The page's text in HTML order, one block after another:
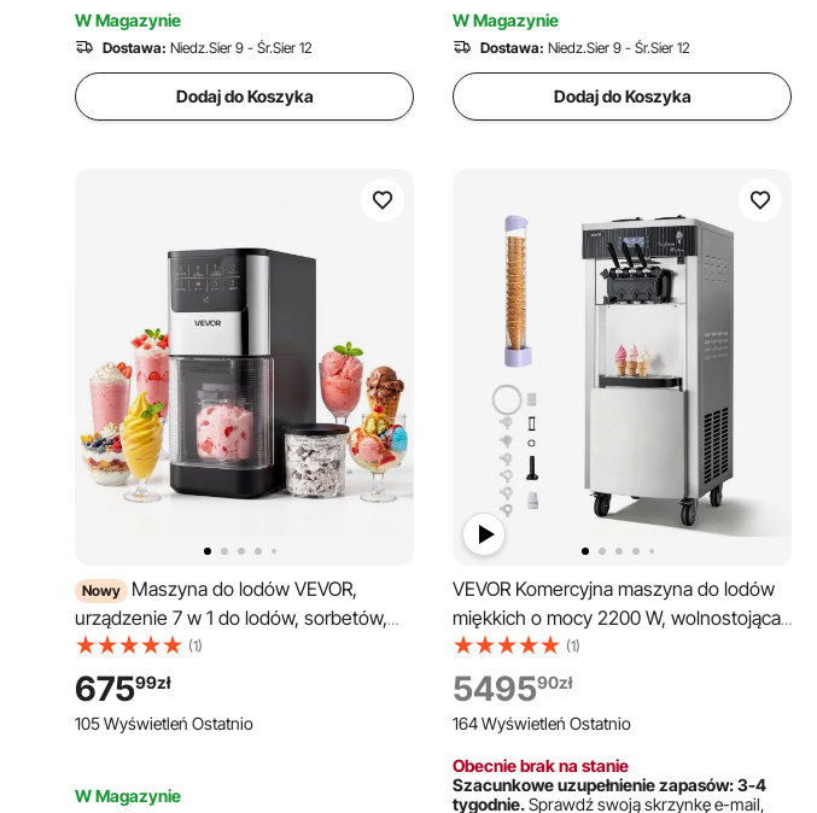
i restauracji
W Magazynie
Dostawa: Niedz.Sier 9 - Śr.Sier 12
Dodaj do Koszyka
czyszczeniem, do barów szybkiej
obsługi w restauracjach
W Magazynie
Dostawa: Niedz.Sier 9 - Śr.Sier 12
Dodaj do Koszyka
Nowy
Maszyna do lodów VEVOR,
urządzenie 7 w 1 do lodów, sorbetów,
koktajli mlecznych, mrożonego jogurtu i
lekkich lodów, domowa maszyna do
lodów z funkcją mieszania i ponownego
zawirowywania jednym przyciskiem,
(1)
67599zł
105 Wyświetleń Ostatnio
W Magazynie
VEVOR Komercyjna maszyna do lodów
miękkich o mocy 2200 W, wolnostojąca
maszyna do lodów o wydajności 20–28
l/h, z 3 smakami i 2 pojemnikami (6 l), z
funkcją wstępnego chłodzenia i
samoczyszczenia, przeznaczona do
sklepów z przekąskami i deserami
(1)
549590zł
164 Wyświetleń Ostatnio
Obecnie brak na stanie
Szacunkowe uzupełnienie zapasów: 3-4
tygodnie.Sprawdź swoją skrzynkę e-mail,